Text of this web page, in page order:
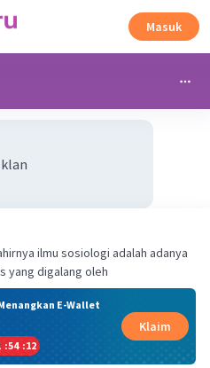
Masuk
ilmu sosiologi adalah adanya
yang digalang oleh
E-Wallet
:54 :12
Klaim